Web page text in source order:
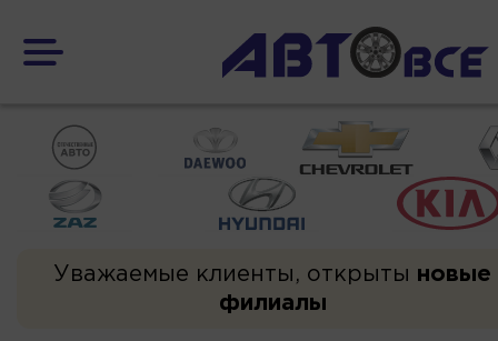
Уважаемые клиенты, открыты новые
филиалы